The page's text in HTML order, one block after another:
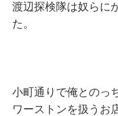
渡辺探検隊は奴らに
た。
小町通りで俺とのっ
ワーストンを扱うお